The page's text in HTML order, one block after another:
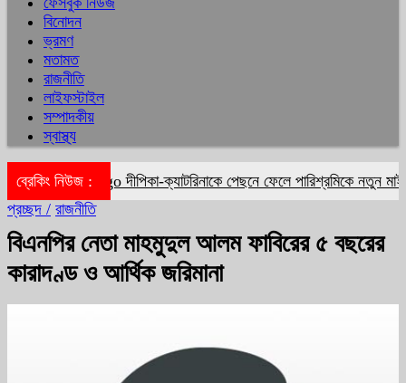
বিনোদন
ভ্রমণ
মতামত
রাজনীতি
লাইফস্টাইল
সম্পাদকীয়
স্বাস্থ্য
ব্রেকিং নিউজ :দীপিকা-ক্যাটরিনাকে পেছনে ফেলে পারিশ্রমিকে নতুন
প্রচ্ছদ / রাজনীতি
বিএনপির নেতা মাহমুদুল আলম ফাবিরের ৫ বছরের
কারাদণ্ড ও আর্থিক জরিমানা